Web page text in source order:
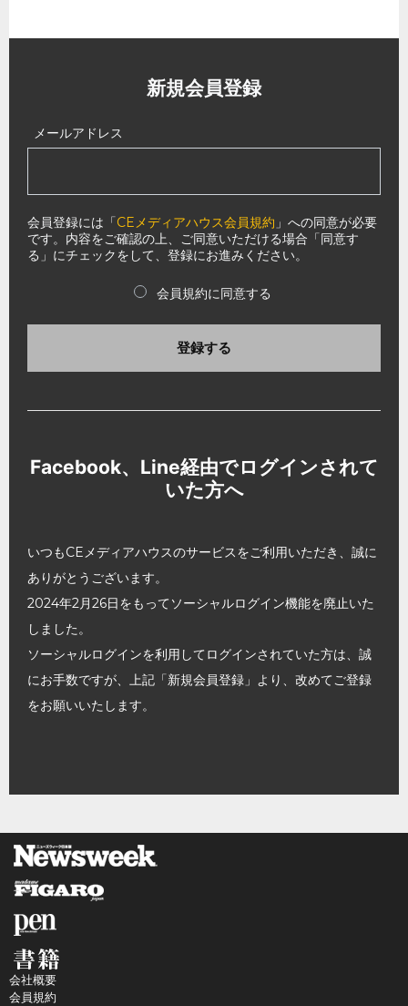
新規会員登録
メールアドレス
会員登録には「CEメディアハウス会員規約 」への同意が必要
です。内容をご確認の上、ご同意いただける場合「同意す
る」にチェックをして、登録にお進みください。
会員規約に同意する
登録する
Facebook、Line経由でログインされて
いた方へ
いつもCEメディアハウスのサービスをご利用いただき、誠に
ありがとうございます。
2024年2月26日をもってソーシャルログイン機能を廃止いた
しました。
ソーシャルログインを利用してログインされていた方は、誠
にお手数ですが、上記「新規会員登録」より、改めてご登録
をお願いいたします。
会社概要
会員規約